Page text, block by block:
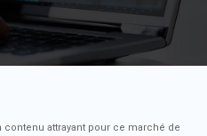
attrayant pour ce marché de